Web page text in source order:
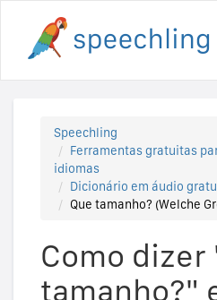
Speechling
Ferramentas gratuitas
idiomas
Dicionário em áudio
Que tamanho? (Welche
Como dizer
tamanho?"